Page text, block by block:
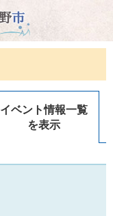
イベント情報一覧
を表示